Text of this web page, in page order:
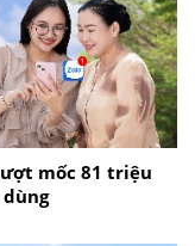
mốc 81 triệu